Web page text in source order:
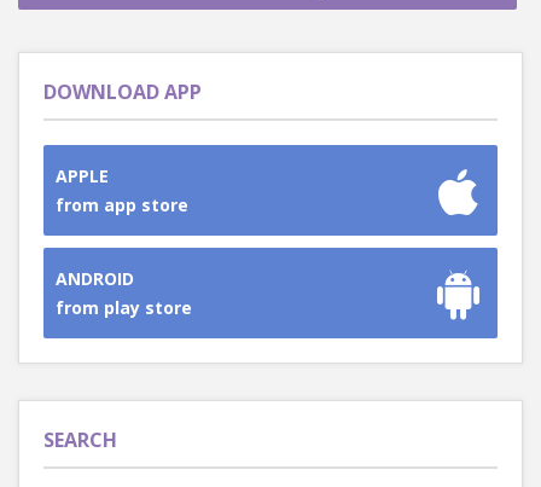
DOWNLOAD APP
APPLE
from app store
ANDROID
from play store
SEARCH